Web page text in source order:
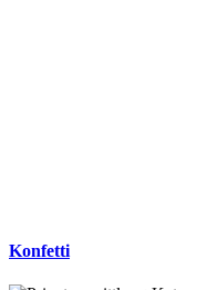
Konfetti